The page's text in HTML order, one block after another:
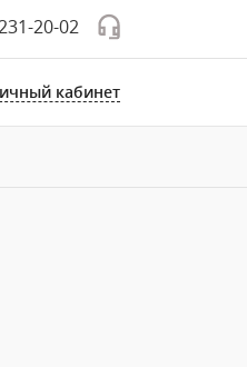
20-02
кабинет